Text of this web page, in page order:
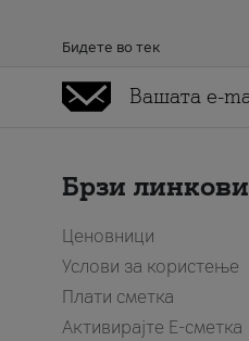
Бидете во тек
Брзи линкови
Ценовници
Услови за користење
Плати сметка
Активирајте Е-сметка